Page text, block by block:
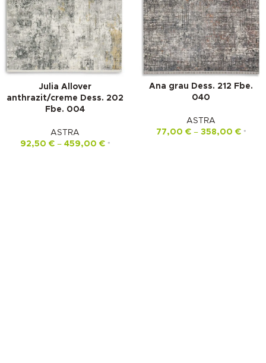
Julia Allover
anthrazit/creme Dess. 202
Fbe. 004
ASTRA
92,50 €– 459,00 € *
Ana grau Dess. 212 Fbe.
040
ASTRA
77,00 €– 358,00 € *